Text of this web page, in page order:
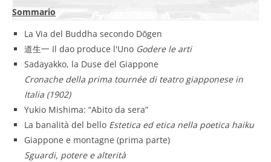
Sommario
La Via del Buddha secondo Dōgen
道生一 Il dao produce l'Uno Godere le arti
Sadayakko, la Duse del Giappone
Cronache della prima tournée di teatro giapponese in
Italia (1902)
Yukio Mishima: “Abito da sera”
La banalità del bello Estetica ed etica nella poetica haiku
Giappone e montagne (prima parte)
Sguardi, potere e alterità